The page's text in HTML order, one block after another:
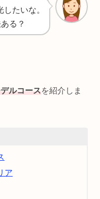
たいな。
る？
ルコースを紹介しま
ア